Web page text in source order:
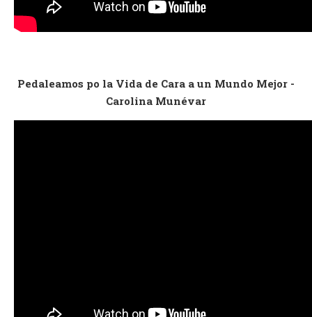
Pedaleamos po la Vida de Cara a un Mundo Mejor -
Carolina Munévar